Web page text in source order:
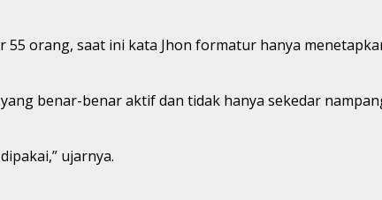
55 orang, saat ini kata Jhon formatur hanya
benar-benar aktif dan tidak hanya sekedar
ujarnya.